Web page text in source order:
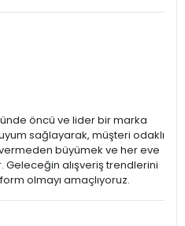
öncü ve lider bir marka
sağlayarak, müşteri odaklı
büyümek ve her eve
Geleceğin alışveriş trendlerini
olmayı amaçlıyoruz.